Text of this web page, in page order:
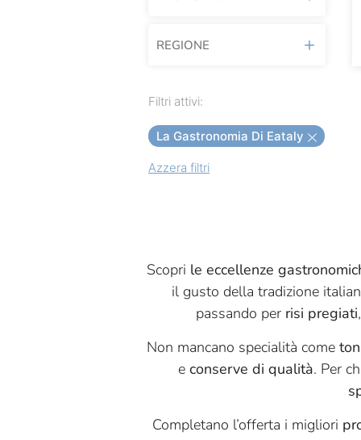
Acquerello
Agricola Del Sole
Amaretto Adriatico
Amodeo
Antonella
Antonio Mattei
Beppino Occelli
REGIONE
Lazio
Piemonte
Filtri attivi:
La Gastronomia Di Eataly
Azzera filtri
Scopri le eccellenze
il gusto della tradizione
passando per risi pregiati,
Non mancano specialità come
e conserve di qualità. Per
Completano l’offerta i migliori